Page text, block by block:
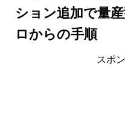
ション追加で量
ロからの手順
スポ